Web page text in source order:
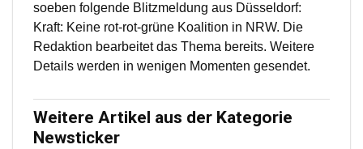
soeben folgende Blitzmeldung aus Düsseldorf:
Kraft: Keine rot-rot-grüne Koalition in NRW. Die
Redaktion bearbeitet das Thema bereits. Weitere
Details werden in wenigen Momenten gesendet.
Weitere Artikel aus der Kategorie
Newsticker